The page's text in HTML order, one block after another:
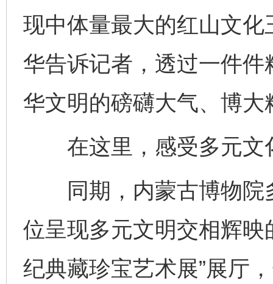
现中体量最大的红山文化
华告诉记者，透过一件
华文明的磅礴大气、博大
在这里，感受多元
同期，内蒙古博物院
位呈现多元文明交相辉映
纪典藏珍宝艺术展”展厅